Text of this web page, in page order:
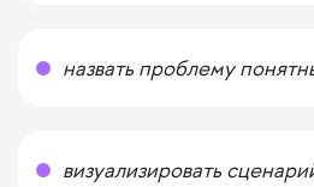
назвать проблему
визуализировать